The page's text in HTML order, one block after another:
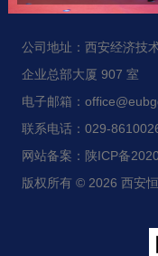
公司地址：西安经济技
企业总部大厦 907 室
电子邮箱：
联系电话：029-
网站备案：陕ICP备
版权所有 © 2026 西安